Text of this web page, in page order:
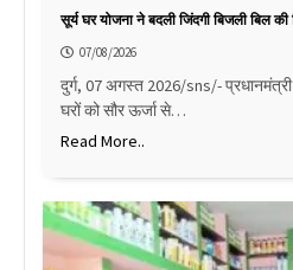
सूर्य घर योजना ने बदली जिंदगी बिजली बिल की
07/08/2026
दुर्ग, 07 अगस्त 2026/sns/-
घरों को सौर ऊर्जा से…
Read More..